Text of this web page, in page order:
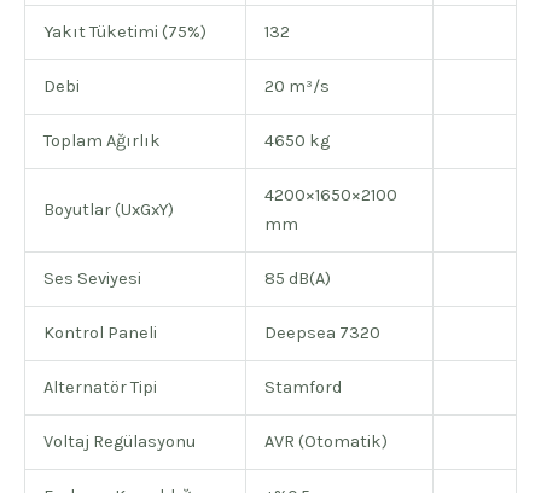
Yakıt Tüketimi (75%) 132
Debi 20 m³/s
Toplam Ağırlık 4650 kg
Boyutlar (UxGxY)
4200×1650×2100
mm
Ses Seviyesi 85 dB(A)
Kontrol Paneli Deepsea 7320
Alternatör Tipi Stamford
Voltaj Regülasyonu AVR (Otomatik)